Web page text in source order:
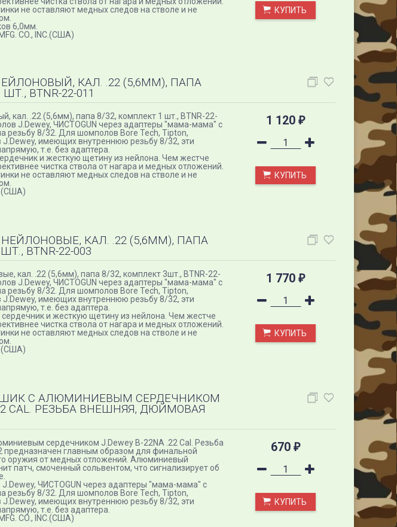
не оставляют медных следов на стволе и не
6,0мм.
CO., INC.(США)
КУПИТЬ
КАЛ. .22 (5,6ММ), ПАПА
BTNR-22-011
кал. .22 (5,6мм), папа 8/32, комплект 1 шт., BTNR-22-
J.Dewey, ЧИСТОGUN через адаптеры "мама-мама" с
резьбу 8/32. Для шомполов Bore Tech, Tipton,
имеющих внутреннюю резьбу 8/32, эти
т.е. без адаптера.
и жесткую щетину из нейлона. Чем жестче
чистка ствола от нагара и медных отложений.
не оставляют медных следов на стволе и не
(США)
1 120₽
КУПИТЬ
НЕЙЛОНОВЫЕ, КАЛ. .22 (5,6ММ), ПАПА
BTNR-22-003
кал. .22 (5,6мм), папа 8/32, комплект 3шт., BTNR-22-
J.Dewey, ЧИСТОGUN через адаптеры "мама-мама" с
резьбу 8/32. Для шомполов Bore Tech, Tipton,
имеющих внутреннюю резьбу 8/32, эти
т.е. без адаптера.
и жесткую щетину из нейлона. Чем жестче
чистка ствола от нагара и медных отложений.
не оставляют медных следов на стволе и не
(США)
1 770₽
КУПИТЬ
С АЛЮМИНИЕВЫМ СЕРДЕЧНИКОМ
CAL. РЕЗЬБА ВНЕШНЯЯ, ДЮЙМОВАЯ
сердечником J.Dewey B-22NA .22 Cal. Резьба
главным образом для финальной
оружия от медных отложений. Алюминиевый
патч, смоченный сольвентом, что сигнализирует об
ЧИСТОGUN через адаптеры "мама-мама" с
резьбу 8/32. Для шомполов Bore Tech, Tipton,
имеющих внутреннюю резьбу 8/32, эти
т.е. без адаптера.
CO., INC.(США)
670₽
КУПИТЬ